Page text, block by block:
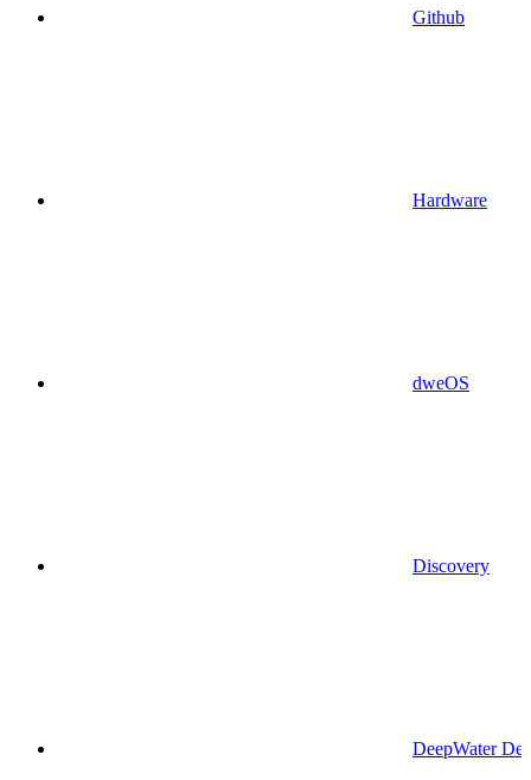
Github
Hardware
dweOS
Discovery
DeepWater